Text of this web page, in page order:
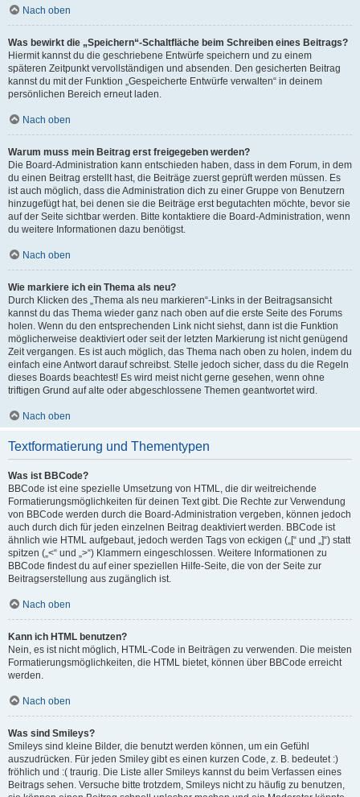
Nach oben
Was bewirkt die „Speichern“-Schaltfläche beim Schreiben eines Beitrags?
Hiermit kannst du die geschriebene Entwürfe speichern und zu einem
späteren Zeitpunkt vervollständigen und absenden. Den gesicherten Beitrag
kannst du mit der Funktion „Gespeicherte Entwürfe verwalten“ in deinem
persönlichen Bereich erneut laden.
Nach oben
Warum muss mein Beitrag erst freigegeben werden?
Die Board-Administration kann entschieden haben, dass in dem Forum, in dem
du einen Beitrag erstellt hast, die Beiträge zuerst geprüft werden müssen. Es
ist auch möglich, dass die Administration dich zu einer Gruppe von Benutzern
hinzugefügt hat, bei denen sie die Beiträge erst begutachten möchte, bevor sie
auf der Seite sichtbar werden. Bitte kontaktiere die Board-Administration, wenn
du weitere Informationen dazu benötigst.
Nach oben
Wie markiere ich ein Thema als neu?
Durch Klicken des „Thema als neu markieren“-Links in der Beitragsansicht
kannst du das Thema wieder ganz nach oben auf die erste Seite des Forums
holen. Wenn du den entsprechenden Link nicht siehst, dann ist die Funktion
möglicherweise deaktiviert oder seit der letzten Markierung ist nicht genügend
Zeit vergangen. Es ist auch möglich, das Thema nach oben zu holen, indem du
einfach eine Antwort darauf schreibst. Stelle jedoch sicher, dass du die Regeln
dieses Boards beachtest! Es wird meist nicht gerne gesehen, wenn ohne
triftigen Grund auf alte oder abgeschlossene Themen geantwortet wird.
Nach oben
Textformatierung und Thementypen
Was ist BBCode?
BBCode ist eine spezielle Umsetzung von HTML, die dir weitreichende
Formatierungsmöglichkeiten für deinen Text gibt. Die Rechte zur Verwendung
von BBCode werden durch die Board-Administration vergeben, können jedoch
auch durch dich für jeden einzelnen Beitrag deaktiviert werden. BBCode ist
ähnlich wie HTML aufgebaut, jedoch werden Tags von eckigen („[“ und „]“) statt
spitzen („<“ und „>“) Klammern eingeschlossen. Weitere Informationen zu
BBCode findest du auf einer speziellen Hilfe-Seite, die von der Seite zur
Beitragserstellung aus zugänglich ist.
Nach oben
Kann ich HTML benutzen?
Nein, es ist nicht möglich, HTML-Code in Beiträgen zu verwenden. Die meisten
Formatierungsmöglichkeiten, die HTML bietet, können über BBCode erreicht
werden.
Nach oben
Was sind Smileys?
Smileys sind kleine Bilder, die benutzt werden können, um ein Gefühl
auszudrücken. Für jeden Smiley gibt es einen kurzen Code, z. B. bedeutet :)
fröhlich und :( traurig. Die Liste aller Smileys kannst du beim Verfassen eines
Beitrags sehen. Versuche bitte trotzdem, Smileys nicht zu häufig zu benutzen,